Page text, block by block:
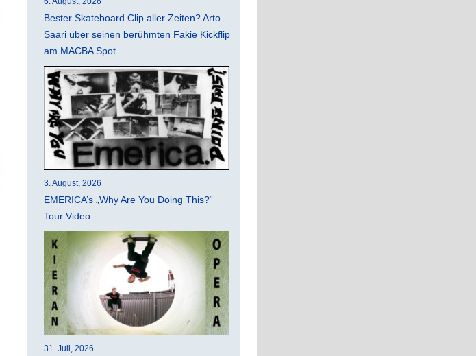
Bester Skateboard Clip aller Zeiten? Arto
Saari über seinen berühmten Fakie Kickflip
am MACBA Spot
3. August, 2026
EMERICA’s „Why Are You Doing This?“
Tour Video
31. Juli, 2026